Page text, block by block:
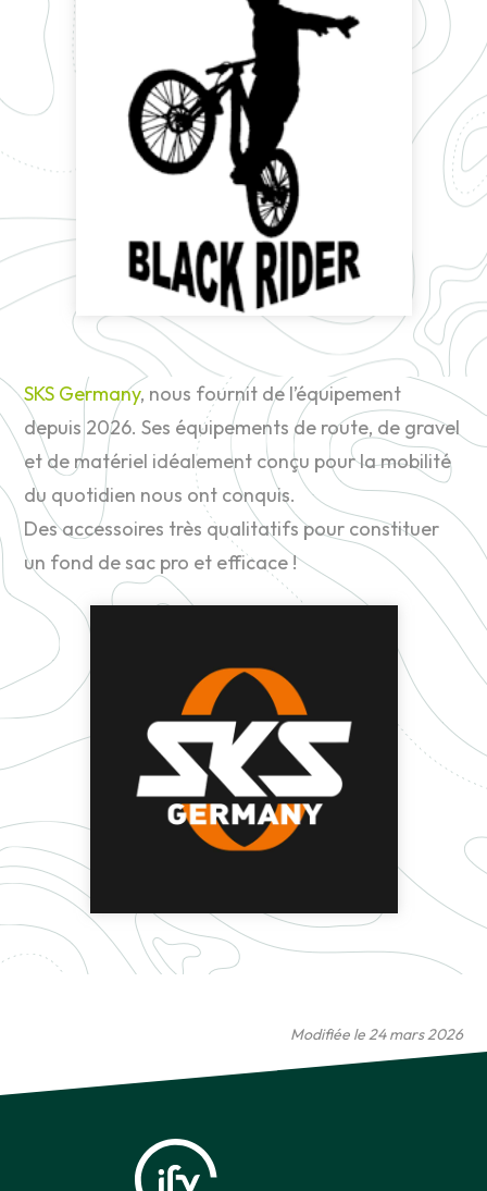
SKS Germany, nous fournit de l’équipement
depuis 2026. Ses équipements de route, de gravel
et de matériel idéalement conçu pour la mobilité
du quotidien nous ont conquis.
Des accessoires très qualitatifs pour constituer
un fond de sac pro et efficace !
Modifiée le 24 mars 2026